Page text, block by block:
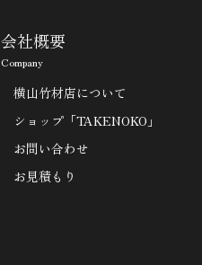
会社概要
Company
横山竹材店について
ショップ「TAKENOKO」
お問い合わせ
お見積もり